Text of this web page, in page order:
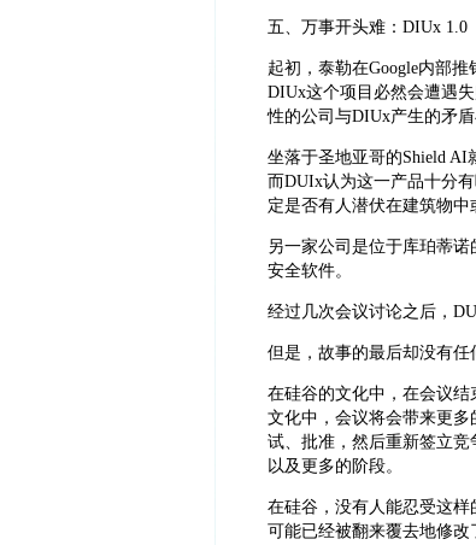
五、万事开头难：DIUx 1.0
起初，泰勒在Google内部
DIUx这个项目必然会遭遇
性的公司与DIUx产生的矛盾
坐落于圣地亚哥的Shield AI
而DUIx认为这一产品十分
定是否有人潜伏在建筑物中
另一家公司是位于库珀蒂
安全软件。
经过几次会议讨论之后，
但是，故事的最后却没有任
在硅谷的文化中，在会议
文化中，会议将会带来更多
试、批准，然后重新签立竞
以及更多的阶段。
在硅谷，没有人能忍受这
可能已经被翻来覆去地修改